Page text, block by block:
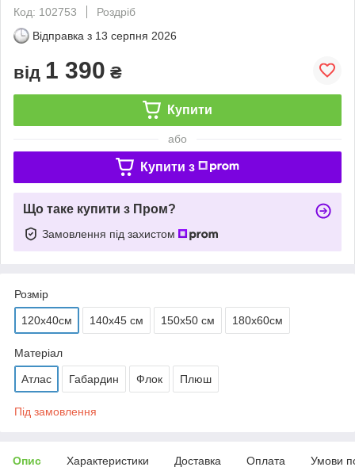
Код: 102753
Роздріб
Відправка з 13 серпня 2026
від 1 390 ₴
Купити
або
Купити з
Що таке купити з Пром?
Замовлення під захистом
Розмір
120х40см 140х45 см 150х50 см 180х60см
Матеріал
Атлас Габардин Флок Плюш
Під замовлення
Опис Характеристики Доставка Оплата Умови